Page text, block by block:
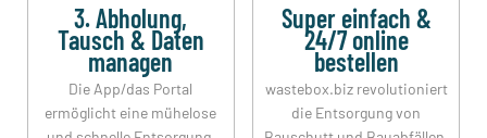
3. Abholung,
Tausch & Daten
managen
Die App/das Portal
ermöglicht eine mühelose
Super einfach &
24/7 online
bestellen
wastebox.biz revolutioniert
die Entsorgung von